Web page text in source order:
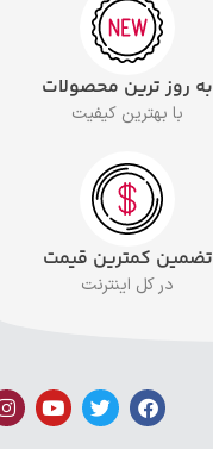
به روز ترین محصولات
با بهترین کیفیت
تضمین کمترین قیمت
در کل اینترنت